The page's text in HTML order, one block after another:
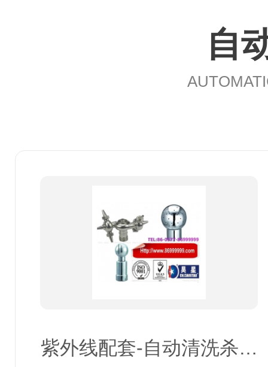
自
紫外线配套-自动清洗杀菌